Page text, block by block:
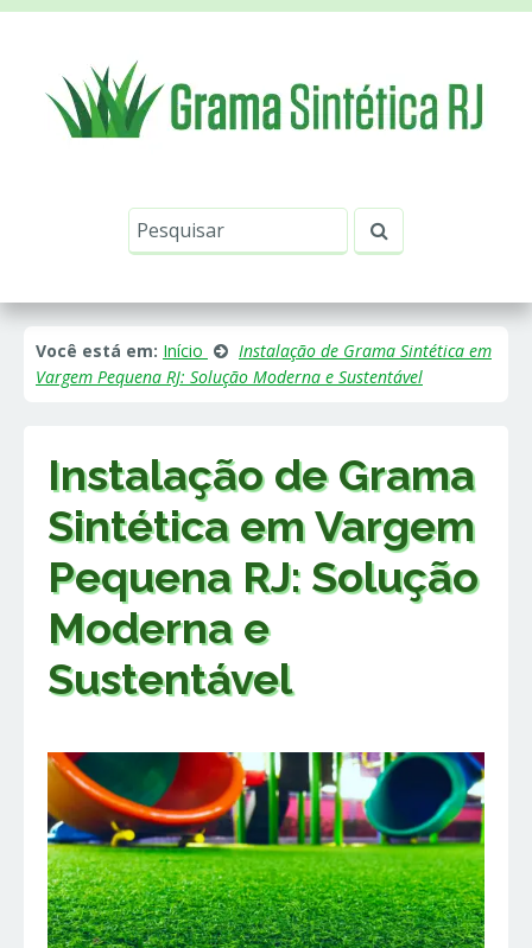
Você está em: Início
Instalação de Grama Sintética em
Vargem Pequena RJ: Solução Moderna e Sustentável
Instalação de Grama
Sintética em Vargem
Pequena RJ: Solução
Moderna e
Sustentável
site, analisar seu uso de nossos produtos e
serviços, ajudar com nossos esforços de
marketing e fornecer conteúdo de terceiros. Leia
mais emPolítica de Cookies e Privacidade